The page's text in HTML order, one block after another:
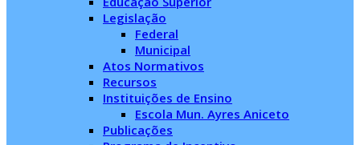
Legislação
Federal
Municipal
Atos Normativos
Recursos
Instituições de Ensino
Escola Mun. Ayres Aniceto
Publicações